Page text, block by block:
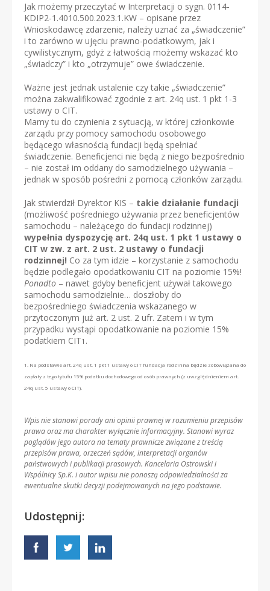
Jak możemy przeczytać w Interpretacji o sygn. 0114-
KDIP2-1.4010.500.2023.1.KW – opisane przez
Wnioskodawcę zdarzenie, należy uznać za „świadczenie”
i to zarówno w ujęciu prawno-podatkowym, jak i
cywilistycznym, gdyż z łatwością możemy wskazać kto
„świadczy” i kto „otrzymuje” owe świadczenie.
Ważne jest jednak ustalenie czy takie „świadczenie”
można zakwalifikować zgodnie z art. 24q ust. 1 pkt 1-3
ustawy o CIT.
Mamy tu do czynienia z sytuacją, w której członkowie
zarządu przy pomocy samochodu osobowego
będącego własnością fundacji będą spełniać
świadczenie. Beneficjenci nie będą z niego bezpośrednio
– nie został im oddany do samodzielnego używania –
jednak w sposób pośredni z pomocą członków zarządu.
Jak stwierdził Dyrektor KIS – takie działanie fundacji
(możliwość pośredniego używania przez beneficjentów
samochodu – należącego do fundacji rodzinnej)
wypełnia dyspozycję art. 24q ust. 1 pkt 1 ustawy o
CIT w zw. z art. 2 ust. 2 ustawy o fundacji
rodzinnej! Co za tym idzie – korzystanie z samochodu
będzie podlegało opodatkowaniu CIT na poziomie 15%!
Ponadto – nawet gdyby beneficjent używał takowego
samochodu samodzielnie… doszłoby do
bezpośredniego świadczenia wskazanego w
przytoczonym już art. 2 ust. 2 ufr. Zatem i w tym
przypadku wystąpi opodatkowanie na poziomie 15%
podatkiem CIT1 .
1. Na podstawie art. 24q ust. 1 pkt 1 ustawy o CIT fundacja rodzinna będzie zobowiązana do
zapłaty z tego tytułu 15% podatku dochodowego od osób prawnych (z uwzględnieniem art.
24q ust. 5 ustawy o CIT).
Wpis nie stanowi porady ani opinii prawnej w rozumieniu przepisów
prawa oraz ma charakter wyłącznie informacyjny. Stanowi wyraz
poglądów jego autora na tematy prawnicze związane z treścią
przepisów prawa, orzeczeń sądów, interpretacji organów
państwowych i publikacji prasowych. Kancelaria Ostrowski i
Wspólnicy Sp.K. i autor wpisu nie ponoszą odpowiedzialności za
ewentualne skutki decyzji podejmowanych na jego podstawie.
Udostępnij: